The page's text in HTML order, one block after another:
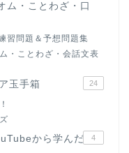
ム・ことわざ・口
習問題＆予想問題集
・ことわざ・会話文表
玉手箱 24
から学んだ 4